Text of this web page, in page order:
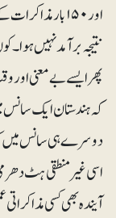
اور ۱۵۰بار
پھرایسے بے معنی اور
کہ ہندستان ایک سانس
دوسرے ہی سانس میں
اسی غیرمنطقی ہٹ
آیندہ بھی کسی